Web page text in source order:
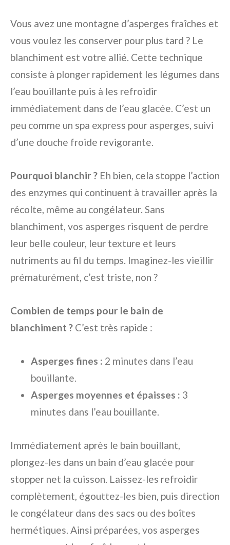
Vous avez une montagne d’asperges fraîches et
vous voulez les conserver pour plus tard ? Le
blanchiment est votre allié. Cette technique
consiste à plonger rapidement les légumes dans
l’eau bouillante puis à les refroidir
immédiatement dans de l’eau glacée. C’est un
peu comme un spa express pour asperges, suivi
d’une douche froide revigorante.
Pourquoi blanchir ? Eh bien, cela stoppe l’action
des enzymes qui continuent à travailler après la
récolte, même au congélateur. Sans
blanchiment, vos asperges risquent de perdre
leur belle couleur, leur texture et leurs
nutriments au fil du temps. Imaginez-les vieillir
prématurément, c’est triste, non ?
Combien de temps pour le bain de
blanchiment ? C’est très rapide :
Asperges fines : 2 minutes dans l’eau
bouillante.
Asperges moyennes et épaisses : 3
minutes dans l’eau bouillante.
Immédiatement après le bain bouillant,
plongez-les dans un bain d’eau glacée pour
stopper net la cuisson. Laissez-les refroidir
complètement, égouttez-les bien, puis direction
le congélateur dans des sacs ou des boîtes
hermétiques. Ainsi préparées, vos asperges